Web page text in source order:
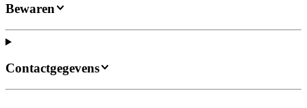
Bewaren
Contactgegevens